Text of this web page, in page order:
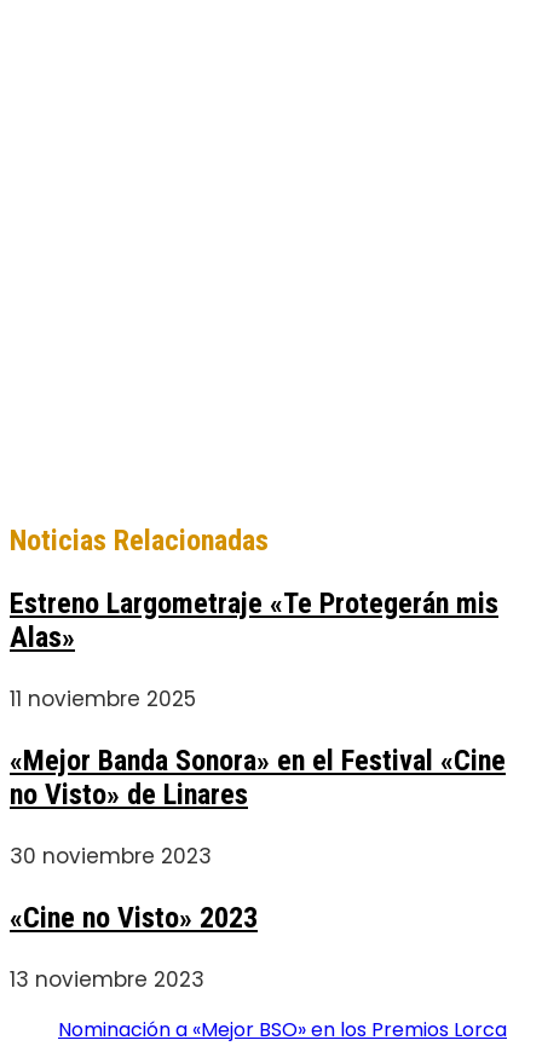
Noticias Relacionadas
Estreno Largometraje «Te Protegerán mis
Alas»
11 noviembre 2025
«Mejor Banda Sonora» en el Festival «Cine
no Visto» de Linares
30 noviembre 2023
«Cine no Visto» 2023
13 noviembre 2023
Nominación a «Mejor BSO» en los Premios Lorca